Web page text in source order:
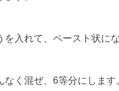
入れて、ペースト状に
く混ぜ、6等分にします